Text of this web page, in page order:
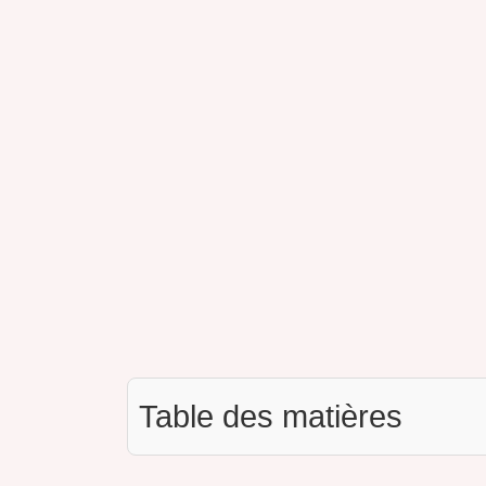
Table des matières